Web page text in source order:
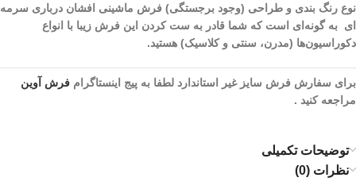
نوع رنگ بندی و طراحی (وجود برجستگی) فرش ماشینی افشان درباری سرمه
ای به گونه‌ای است که شما قادر به ست کردن این فرش زیبا با انواع
دکوراسیون‌ها (مدرن، سنتی و کلاسیک) هستید.
برای سفارش فرش سایز غیر استاندارد لطفا به پیج اینستاگرام فرش آوین
مراجعه کنید .
توضیحات تکمیلی
نظرات (0)